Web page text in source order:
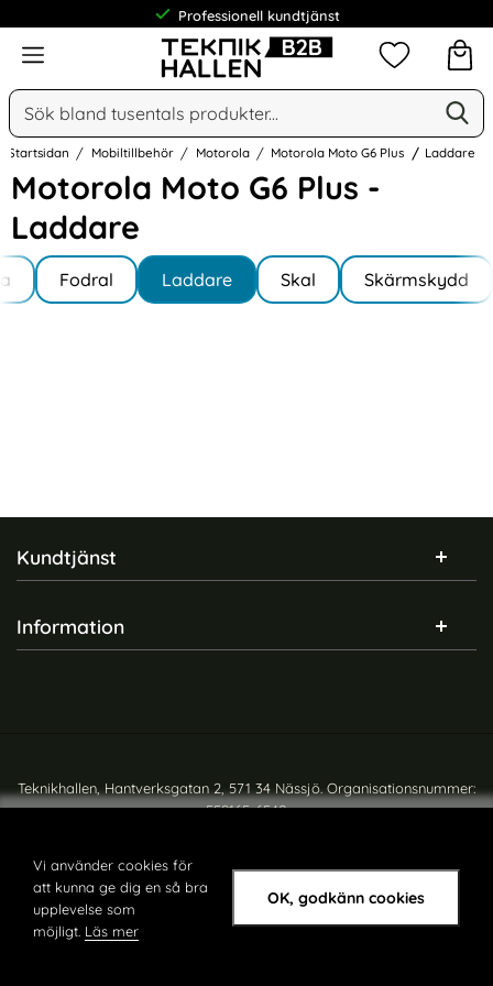
Vi använder cookies för
att kunna ge dig en så bra
upplevelse som
möjligt. Läs mer
OK, godkänn cookies
Professionell kundtjänst
Meny
Sök
Sök på Narse Group AB
Mina
Startsidan Mobiltillbehör Motorola Motorola Moto G6 Plus Laddare
Motorola Moto G6 Plus -
Laddare
Hoppa
till
produkter
Underkategorier
Moto G6 Plus
Fodral Laddare Skal Skärmskydd
Sidfot Blandad info och länkar
Kundtjänst
Information
Teknikhallen, Hantverksgatan 2, 571 34 Nässjö. Organisationsnummer:
559165-6540